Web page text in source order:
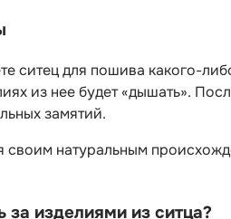
ситец для пошива какого-
из нее будет «дышать».
замятий.
своим натуральным
за изделиями из ситца?